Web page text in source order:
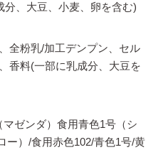
分、大豆、小麦、卵を含む)
全粉乳/加工デンプン、セル
香料(一部に乳成分、大豆を
ゼンダ）食用青色1号（シ
ー）/食用赤色102/青色1号/黄